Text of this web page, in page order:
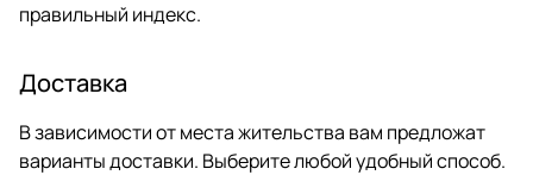
правильный индекс.
Доставка
В зависимости от места жительства вам предложат
варианты доставки. Выберите любой удобный способ.